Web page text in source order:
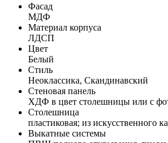
Фасад
МДФ
Материал корпуса
ЛДСП
Цвет
Белый
Стиль
Неоклассика, Скандинавский
Стеновая панель
ХДФ в цвет столешницы или с
Столешница
пластиковая; из искусственного
Выкатные системы